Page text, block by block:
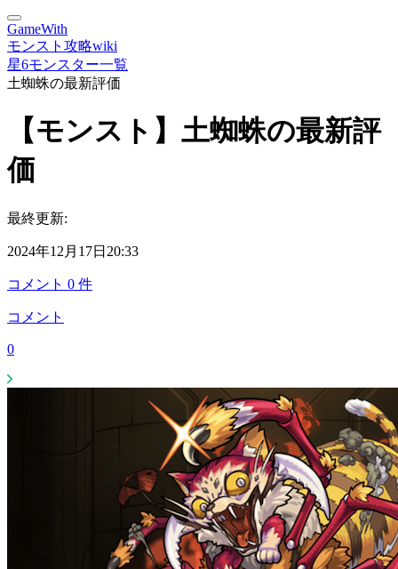
GameWith
モンスト攻略wiki
星6モンスター一覧
土蜘蛛の最新評価
【モンスト】土蜘蛛の最新評
価
最終更新:
2024年12月17日20:33
コメント 0 件
コメント
0